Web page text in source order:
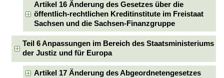
Artikel 16 Änderung des Gesetzes über die
öffentlich-rechtlichen Kreditinstitute im Freistaat
Sachsen und die Sachsen-Finanzgruppe
Teil 6 Anpassungen im Bereich des Staatsministeriums
der Justiz und für Europa
Artikel 17 Änderung des Abgeordnetengesetzes